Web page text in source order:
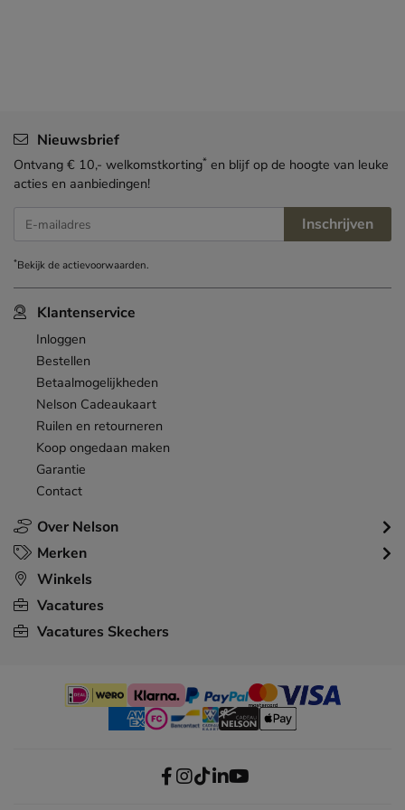
Over Nelson
Klantenservice
Inloggen
Bestellen
Betaalmogelijkheden
Nelson Cadeaukaart
Ruilen en retourneren
Koop ongedaan maken
Garantie
Contact
Merken
Winkels
Vacatures
Vacatures Skechers
Nieuwsbrief
Ontvang € 10,- welkomstkorting* en blijf op de hoogte van leuke
acties en aanbiedingen!
E-mailadres Inschrijven
*Bekijk deactievoorwaarden.